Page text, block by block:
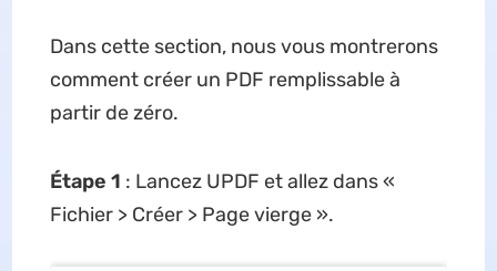
Dans cette section, nous vous montrerons
comment créer un PDF remplissable à
partir de zéro.
Étape 1 : Lancez UPDF et allez dans «
Fichier > Créer > Page vierge ».